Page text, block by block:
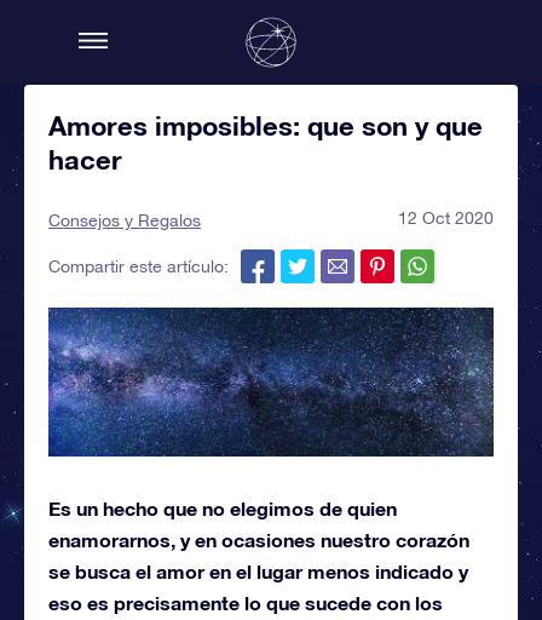
Amores imposibles: que son y que
hacer
Consejos y Regalos 12 Oct 2020
Compartir este artículo:
Es un hecho que no elegimos de quien
enamorarnos, y en ocasiones nuestro corazón
se busca el amor en el lugar menos indicado y
eso es precisamente lo que sucede con los